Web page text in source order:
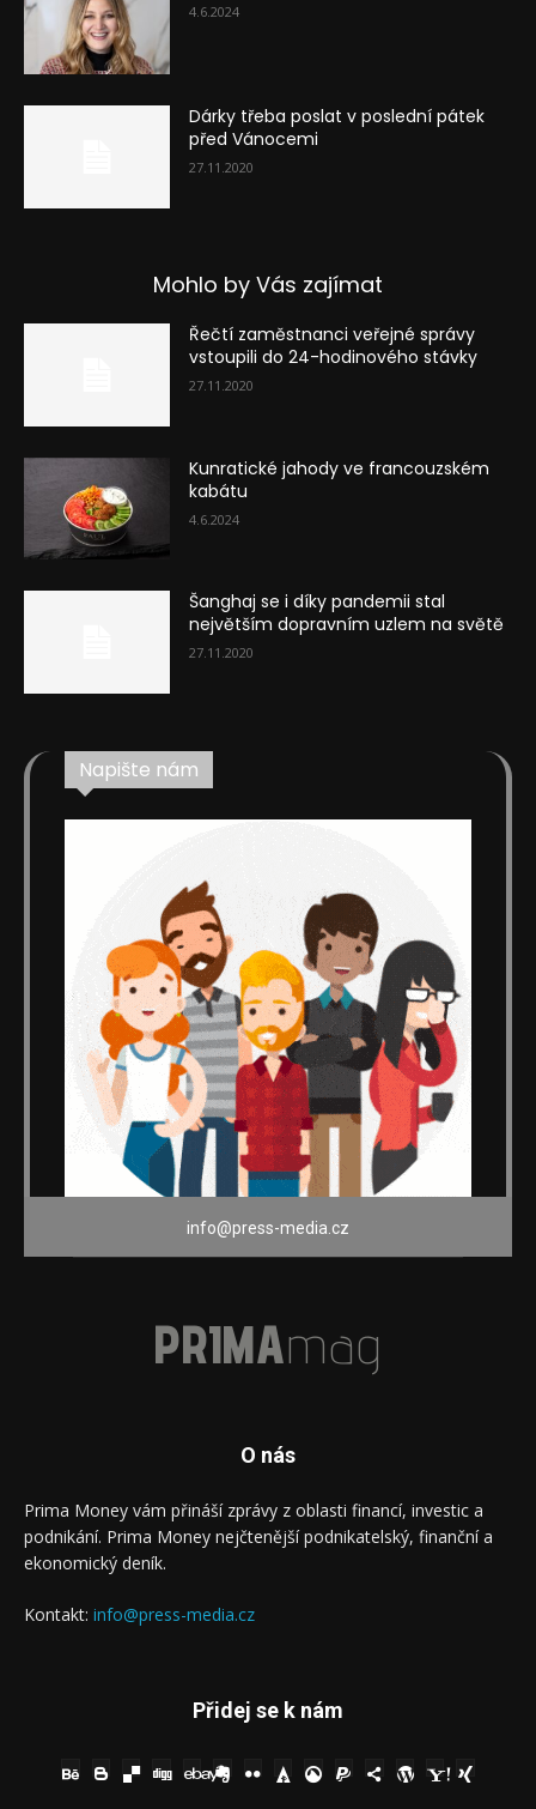
4.6.2024
Dárky třeba poslat v poslední pátek
před Vánocemi
27.11.2020
Mohlo by Vás zajímat
Řečtí zaměstnanci veřejné správy
vstoupili do 24-hodinového stávky
27.11.2020
Kunratické jahody ve francouzském
kabátu
4.6.2024
Šanghaj se i díky pandemii stal
největším dopravním uzlem na světě
27.11.2020
Napište nám
info@press-media.cz
PRIMAmag
O nás
Prima Money vám přináší zprávy z oblasti financí, investic a
podnikání. Prima Money nejčtenější podnikatelský, finanční a
ekonomický deník.
Kontakt: info@press-media.cz
Přidej se k nám